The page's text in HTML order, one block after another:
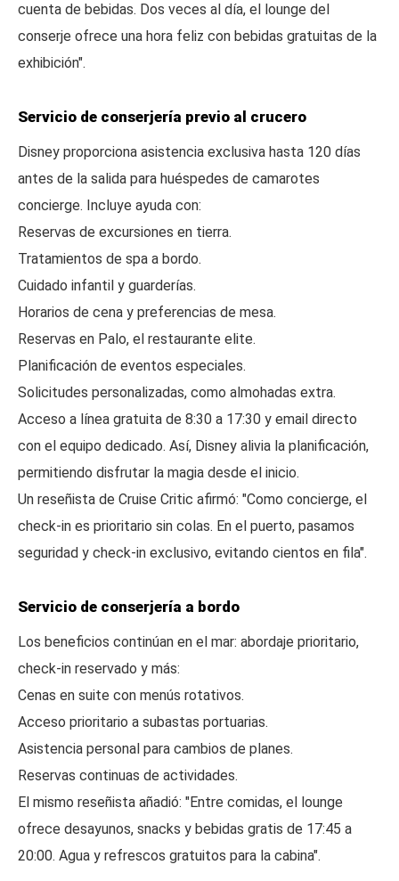
cuenta de bebidas. Dos veces al día, el lounge del
conserje ofrece una hora feliz con bebidas gratuitas de la
exhibición".
Servicio de conserjería previo al crucero
Disney proporciona asistencia exclusiva hasta 120 días
antes de la salida para huéspedes de camarotes
concierge. Incluye ayuda con:
Reservas de excursiones en tierra.
Tratamientos de spa a bordo.
Cuidado infantil y guarderías.
Horarios de cena y preferencias de mesa.
Reservas en Palo, el restaurante elite.
Planificación de eventos especiales.
Solicitudes personalizadas, como almohadas extra.
Acceso a línea gratuita de 8:30 a 17:30 y email directo
con el equipo dedicado. Así, Disney alivia la planificación,
permitiendo disfrutar la magia desde el inicio.
Un reseñista de Cruise Critic afirmó: "Como concierge, el
check-in es prioritario sin colas. En el puerto, pasamos
seguridad y check-in exclusivo, evitando cientos en fila".
Servicio de conserjería a bordo
Los beneficios continúan en el mar: abordaje prioritario,
check-in reservado y más:
Cenas en suite con menús rotativos.
Acceso prioritario a subastas portuarias.
Asistencia personal para cambios de planes.
Reservas continuas de actividades.
El mismo reseñista añadió: "Entre comidas, el lounge
ofrece desayunos, snacks y bebidas gratis de 17:45 a
20:00. Agua y refrescos gratuitos para la cabina".